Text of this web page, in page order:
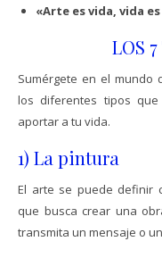
«Arte es vida, vida
LOS
Sumérgete en el mundo
los diferentes tipos
aportar a tu vida.
1) La pintura
El arte se puede definir
que busca crear una
transmita un mensaje o